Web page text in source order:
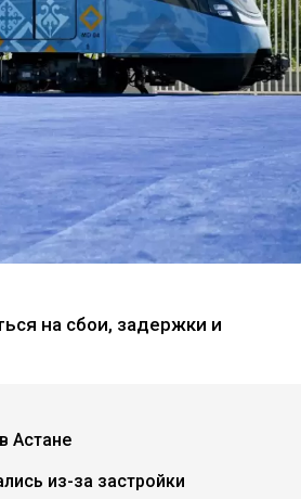
на сбои, задержки и
Астане
из-за застройки